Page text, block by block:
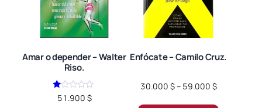
página
producto
Amar o depender – Walter
Riso.
Valorado
en51.900 $
Enfócate – Camilo Cruz.
30.000 $– 59.000 $Price